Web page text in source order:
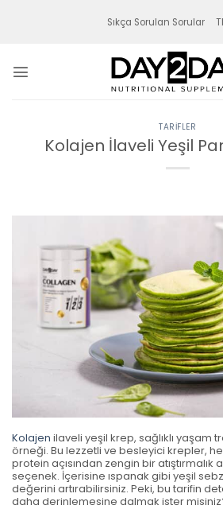
Sıkça Sorulan Sorular
TARIFLER
Kolajen İlaveli Yeşil
Kolajen ilaveli yeşil krep, sağlıklı yaşam
örneği. Bu lezzetli ve besleyici krepler,
protein açısından zengin bir
seçenek. İçerisine ıspanak gibi yeşil
değerini artırabilirsiniz. Peki, bu tarifin
daha derinlemesine dalmak ister